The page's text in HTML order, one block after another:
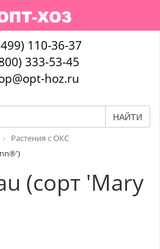
110-36-37
333-53-45
hoz.ru
НАЙТИ
Растения с ОКС
(сорт 'Mary